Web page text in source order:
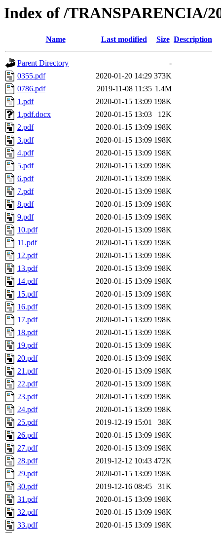
Index of /TRANSPARENCIA/
Name Last modified Size Description
Parent Directory
-
0355.pdf
2020-01-20 14:29 373K
0786.pdf
2019-11-08 11:35 1.4M
1.pdf
2020-01-15 13:09 198K
1.pdf.docx
2020-01-15 13:03
12K
2.pdf
2020-01-15 13:09 198K
3.pdf
2020-01-15 13:09 198K
4.pdf
2020-01-15 13:09 198K
5.pdf
2020-01-15 13:09 198K
6.pdf
2020-01-15 13:09 198K
7.pdf
2020-01-15 13:09 198K
8.pdf
2020-01-15 13:09 198K
9.pdf
2020-01-15 13:09 198K
10.pdf
2020-01-15 13:09 198K
11.pdf
2020-01-15 13:09 198K
12.pdf
2020-01-15 13:09 198K
13.pdf
2020-01-15 13:09 198K
14.pdf
2020-01-15 13:09 198K
15.pdf
2020-01-15 13:09 198K
16.pdf
2020-01-15 13:09 198K
17.pdf
2020-01-15 13:09 198K
18.pdf
2020-01-15 13:09 198K
19.pdf
2020-01-15 13:09 198K
20.pdf
2020-01-15 13:09 198K
21.pdf
2020-01-15 13:09 198K
22.pdf
2020-01-15 13:09 198K
23.pdf
2020-01-15 13:09 198K
24.pdf
2020-01-15 13:09 198K
25.pdf
2019-12-19 15:01
38K
26.pdf
2020-01-15 13:09 198K
27.pdf
2020-01-15 13:09 198K
28.pdf
2019-12-12 10:43 472K
29.pdf
2020-01-15 13:09 198K
30.pdf
2019-12-16 08:45
31K
31.pdf
2020-01-15 13:09 198K
32.pdf
2020-01-15 13:09 198K
33.pdf
2020-01-15 13:09 198K